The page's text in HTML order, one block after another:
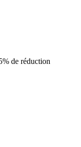
de réduction